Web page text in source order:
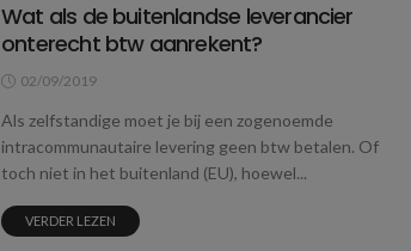
Wat als de buitenlandse leverancier
onterecht btw aanrekent?
02/09/2019
Als zelfstandige moet je bij een zogenoemde
intracommunautaire levering geen btw betalen. Of
toch niet in het buitenland (EU), hoewel...
VERDER LEZEN